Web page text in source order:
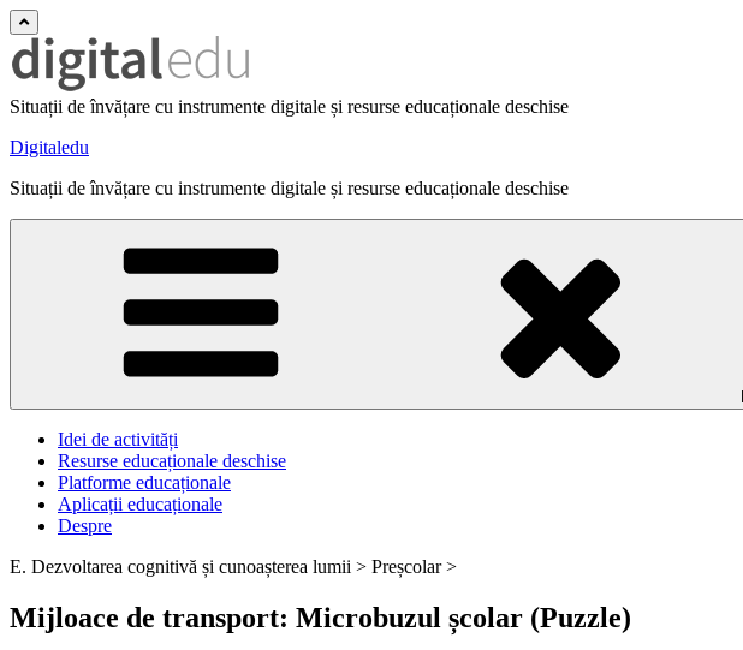
Situații de învățare cu instrumente digitale și resurse educaționale deschise
Digitaledu
Situații de învățare cu instrumente digitale și resurse educaționale deschise
Idei de activități
Resurse educaționale deschise
Platforme educaționale
Aplicații educaționale
Despre
E. Dezvoltarea cognitivă și cunoașterea lumii > Preșcolar >
Mijloace de transport: Microbuzul școlar (Puzzle)